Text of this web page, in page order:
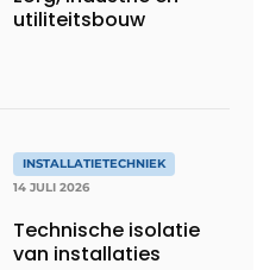
utiliteitsbouw
INSTALLATIETECHNIEK
14 JULI 2026
Technische isolatie
van installaties